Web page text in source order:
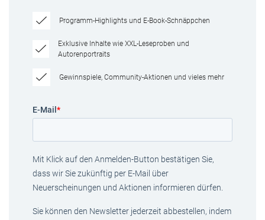
Programm-Highlights und E-Book-Schnäppchen
Exklusive Inhalte wie XXL-Leseproben und
Autorenportraits
Gewinnspiele, Community-Aktionen und vieles mehr
E-Mail *
Mit Klick auf den Anmelden-Button bestätigen Sie,
dass wir Sie zukünftig per E-Mail über
Neuerscheinungen und Aktionen informieren dürfen.
Sie können den Newsletter jederzeit abbestellen, indem